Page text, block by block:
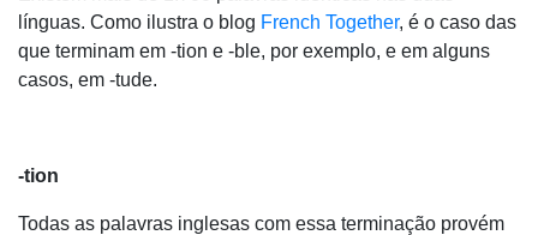
línguas. Como ilustra o blog French Together, é o caso das
que terminam em -tion e -ble, por exemplo, e em alguns
casos, em -tude.
-tion
Todas as palavras inglesas com essa terminação provém